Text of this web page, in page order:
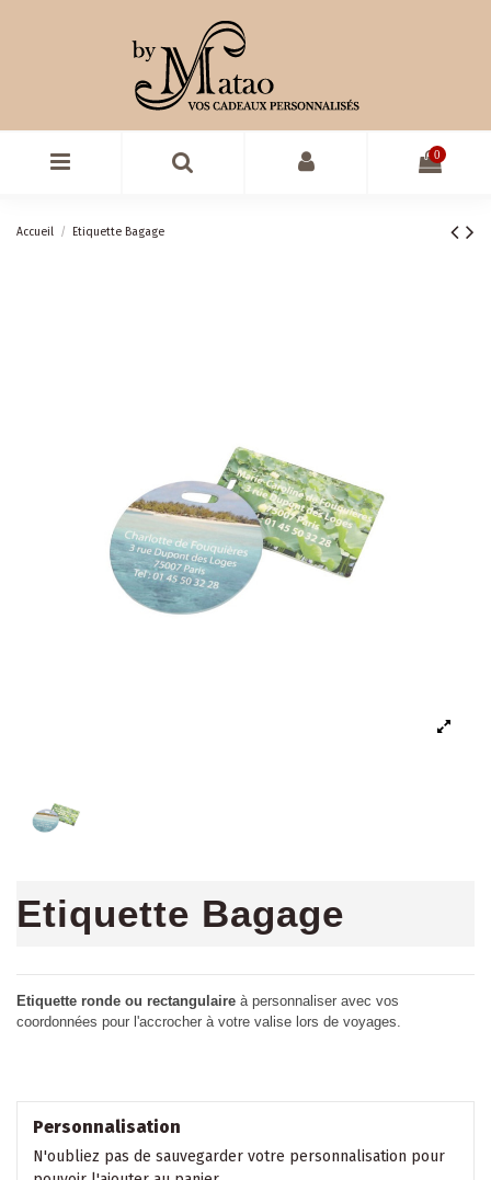
0
Accueil Etiquette Bagage
Etiquette Bagage
Etiquette ronde ou rectangulaire à personnaliser avec vos
coordonnées pour l'accrocher à votre valise lors de voyages.
Personnalisation
N'oubliez pas de sauvegarder votre personnalisation pour